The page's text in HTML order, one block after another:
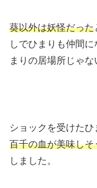
葵以外は妖怪だった
しでひまりも仲間
まりの居場所じゃな
ショックを受けたひ
百千の血が美味し
しました。